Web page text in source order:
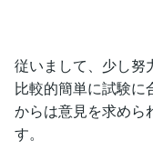
従いまして、少し努
比較的簡単に試験に
からは意見を求めら
す。